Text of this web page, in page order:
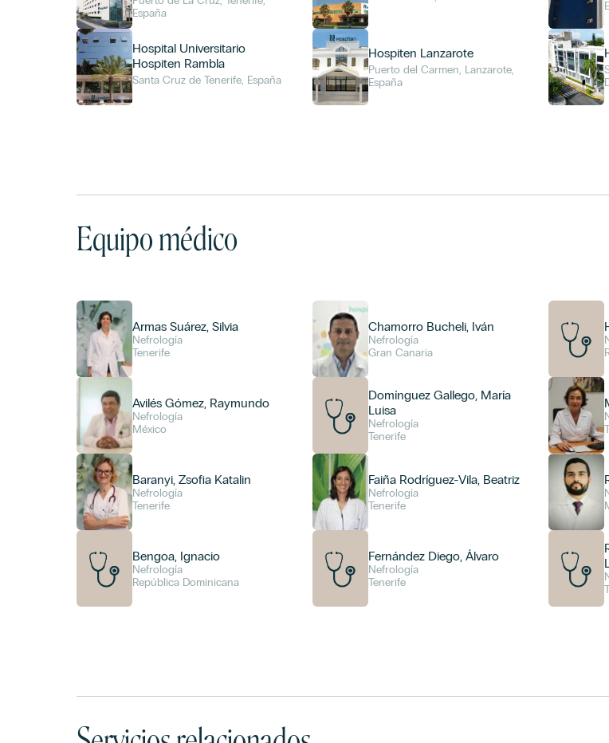
España
Hospital Universitario
Hospiten Rambla
Santa Cruz de Tenerife, España
Hospiten Lanzarote
Puerto del Carmen, Lanzarote,
España
Equipo médico
Armas Suárez, Silvia
Nefrología
Tenerife
Avilés Gómez, Raymundo
Nefrología
México
Baranyi, Zsofia Katalin
Nefrología
Tenerife
Bengoa, Ignacio
Nefrología
República Dominicana
Chamorro Bucheli, Iván
Nefrología
Gran Canaria
Domínguez Gallego, María
Luisa
Nefrología
Tenerife
Faiña Rodríguez-Vila, Beatriz
Nefrología
Tenerife
Fernández Diego, Álvaro
Nefrología
Tenerife